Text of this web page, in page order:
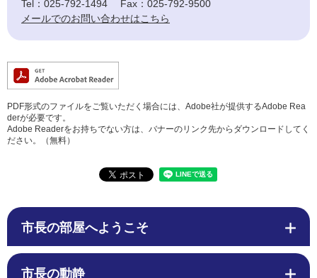
Tel：025-792-1494
Fax：025-792-9500
メールでのお問い合わせはこちら
PDF形式のファイルをご覧いただく場合には、Adobe社が提供するAdobe Rea
derが必要です。
Adobe Readerをお持ちでない方は、バナーのリンク先からダウンロードしてく
ださい。（無料）
市長の部屋へようこそ
市長の動静